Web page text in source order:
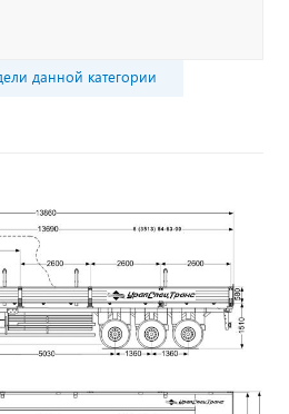
данной категории